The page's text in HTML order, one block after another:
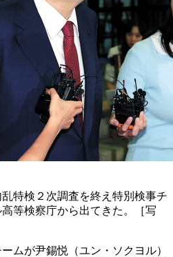
特検２次調査を終え特別検事チ
等検察庁から出てきた。［写
ムが尹錫悦（ユン・ソクヨル）